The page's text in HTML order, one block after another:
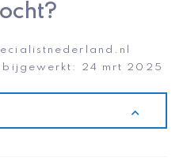
bijgewerkt: 24 mrt 2025